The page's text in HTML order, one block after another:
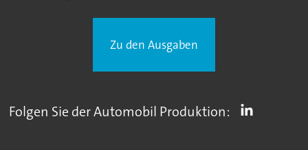
Zu den Ausgaben
Folgen Sie der Automobil Produktion: